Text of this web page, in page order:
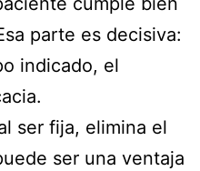
parte es decisiva:
indicado, el
ser fija, elimina el
ser una ventaja